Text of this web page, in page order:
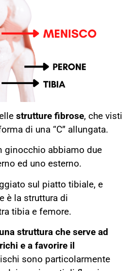
strutture fibrose, che visti
di una “C” allungata.
ginocchio abbiamo due
ed uno esterno.
sul piatto tibiale, e
è la struttura di
tibia e femore.
struttura che serve ad
e a favorire il
sono particolarmente